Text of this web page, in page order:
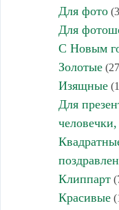
Для фото
Для
С Новым
Золотые
Изящные
Для
Клиппарт
Красивые